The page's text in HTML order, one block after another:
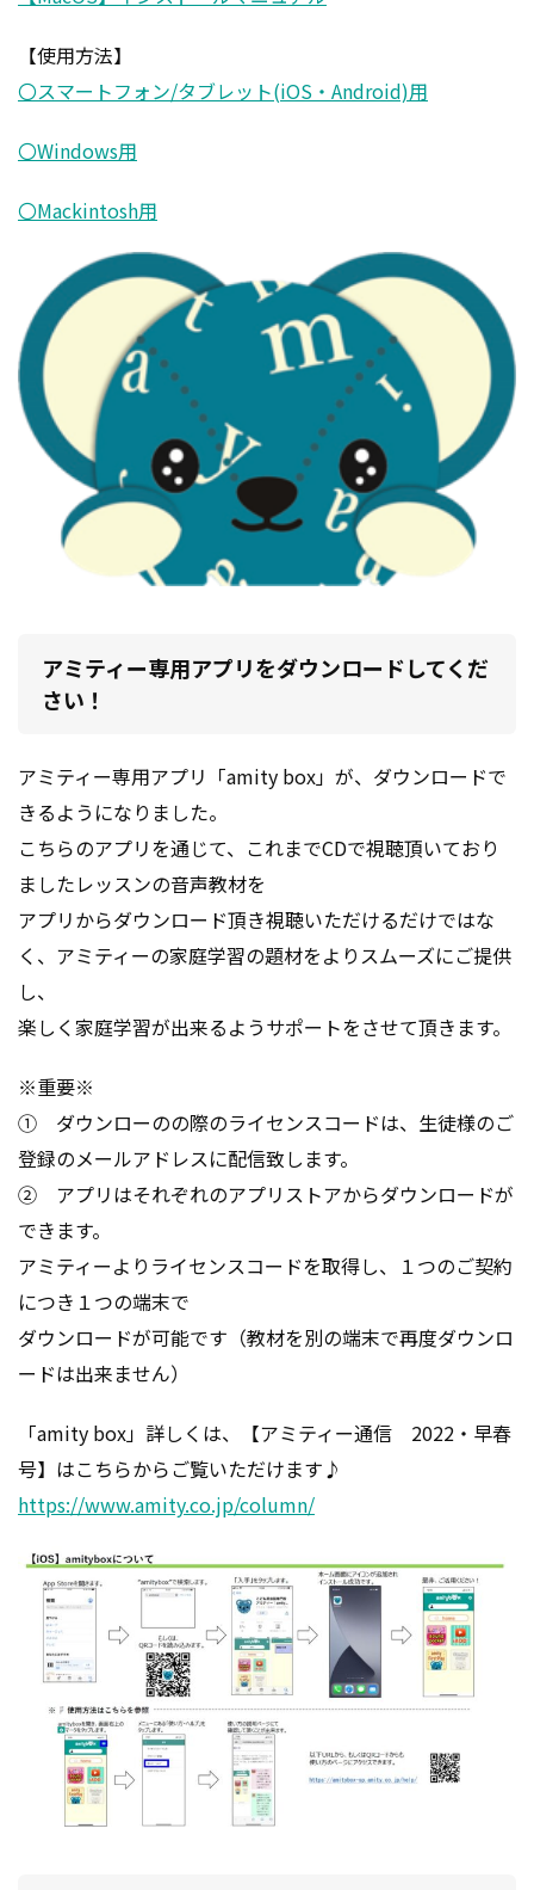
【使用方法】
〇スマートフォン/タブレット(iOS・Android)用
〇Windows用
〇Mackintosh用
アミティー専用アプリをダウンロードしてくだ
さい！
アミティー専用アプリ「amity box」が、ダウンロードで
きるようになりました。
こちらのアプリを通じて、これまでCDで視聴頂いており
ましたレッスンの音声教材を
アプリからダウンロード頂き視聴いただけるだけではな
く、アミティーの家庭学習の題材をよりスムーズにご提供
し、
楽しく家庭学習が出来るようサポートをさせて頂きます。
※重要※
① ダウンローのの際のライセンスコードは、生徒様のご
登録のメールアドレスに配信致します。
② アプリはそれぞれのアプリストアからダウンロードが
できます。
アミティーよりライセンスコードを取得し、１つのご契約
につき１つの端末で
ダウンロードが可能です（教材を別の端末で再度ダウンロ
ードは出来ません）
「amity box」詳しくは、【アミティー通信 2022・早春
号】はこちらからご覧いただけます♪
https://www.amity.co.jp/column/